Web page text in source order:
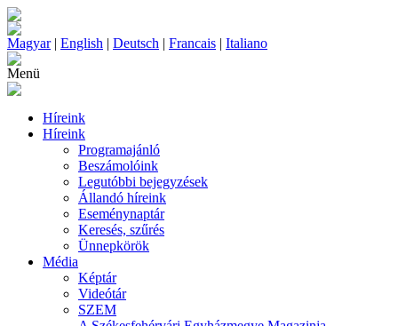
Magyar| English | Deutsch | Francais | Italiano
Menü
Híreink
Híreink
Programajánló
Beszámolóink
Legutóbbi bejegyzések
Állandó híreink
Eseménynaptár
Keresés, szűrés
Ünnepkörök
Média
Képtár
Videótár
SZEM